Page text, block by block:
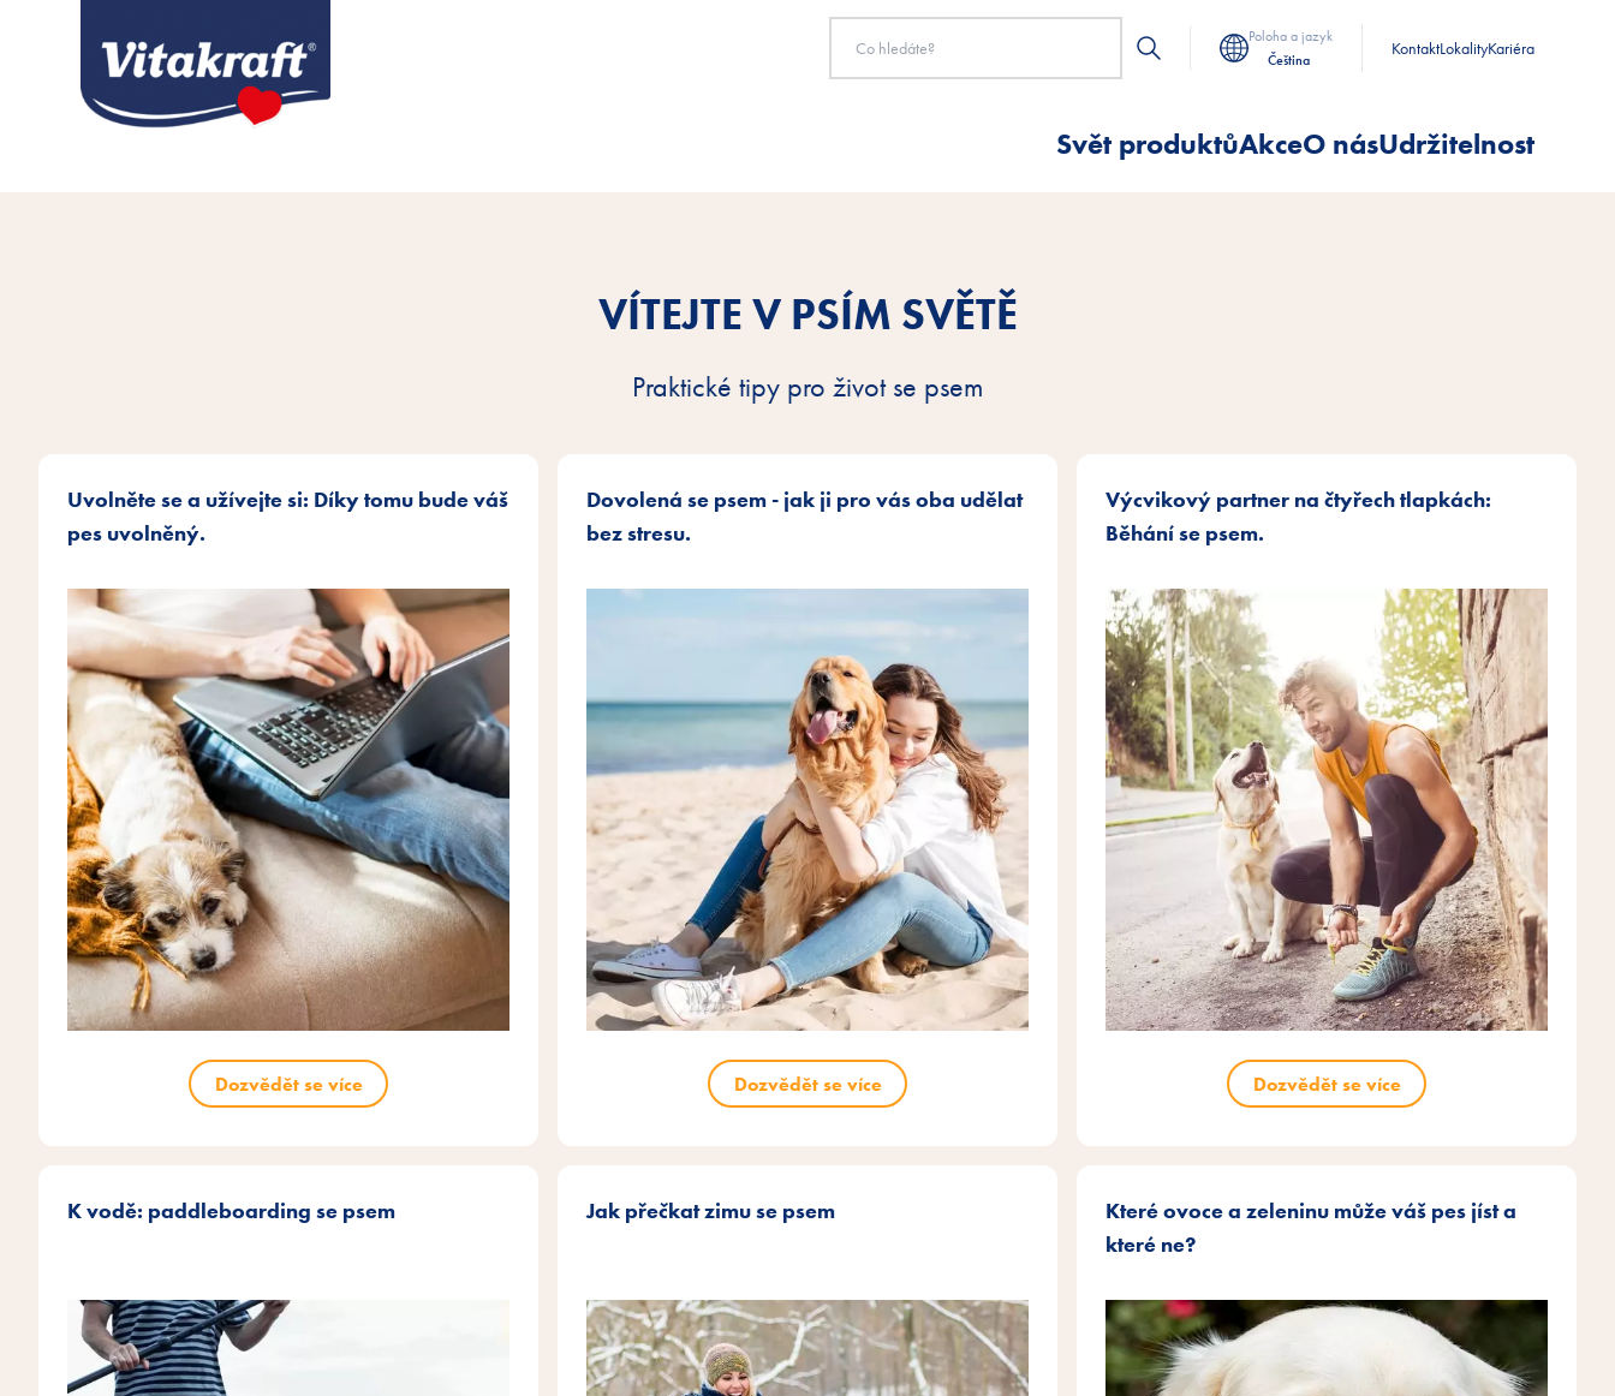
Poloha a jazyk
Čeština
KontaktLokalityKariéra
Svět produktůAkceO násUdržitelnost
VÍTEJTE V PSÍM SVĚTĚ
Praktické tipy pro život se psem
Uvolněte se a užívejte si: Díky tomu bude váš
pes uvolněný.
Dozvědět se více
Dovolená se psem - jak ji pro vás oba udělat
bez stresu.
Dozvědět se více
Výcvikový partner na čtyřech tlapkách:
Běhání se psem.
Dozvědět se více
K vodě: paddleboarding se psem Jak přečkat zimu se psem
Které ovoce a zeleninu může váš pes jíst a
které ne?